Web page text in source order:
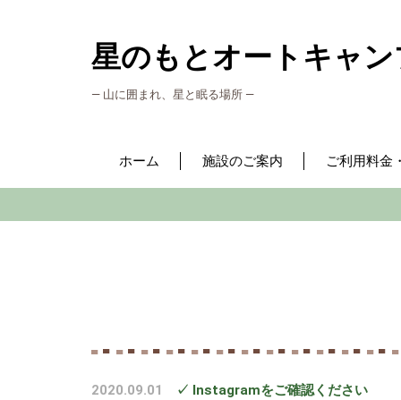
星のもとオートキャン
― 山に囲まれ、星と眠る場所 ―
ホーム 施設のご案内 ご利用料金
2020.09.01
✓ Instagramをご確認ください